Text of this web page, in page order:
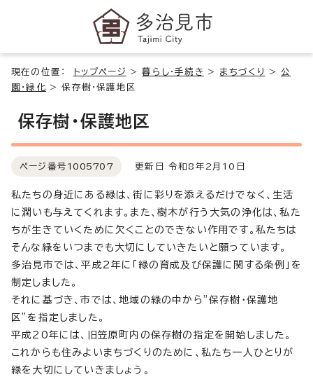
現在の位置： トップページ >暮らし・手続き > まちづくり >公
園・緑化 >保存樹・保護地区
保存樹・保護地区
ページ番号 1005707 更新日 令和8年2月10日
私たちの身近にある緑は、街に彩りを添えるだけでなく、生活
に潤いも与えてくれます。また、樹木が行う大気の浄化は、私た
ちが生きていくために欠くことのできない作用です。私たちは
そんな緑をいつまでも大切にしていきたいと願っています。
多治見市では、平成2年に「緑の育成及び保護に関する条例」を
制定しました。
それに基づき、市では、地域の緑の中から”保存樹・保護地
区”を指定しました。
平成20年には、旧笠原町内の保存樹の指定を開始しました。
これからも住みよいまちづくりのために、私たち一人ひとりが
緑を大切にしていきましょう。